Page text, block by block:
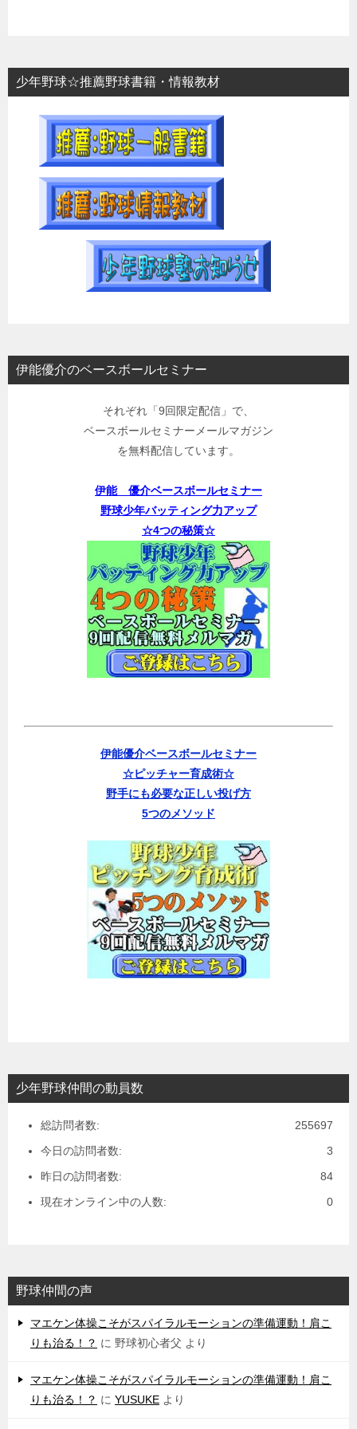
少年野球☆推薦野球書籍・情報教材
伊能優介のベースボールセミナー
それぞれ「9回限定配信」で、
ベースボールセミナーメールマガジン
を無料配信しています。
伊能 優介ベースボールセミナー
野球少年バッティング力アップ
☆4つの秘策☆
伊能優介ベースボールセミナー
☆ピッチャー育成術☆
野手にも必要な正しい投げ方
5つのメソッド
少年野球仲間の動員数
255697
総訪問者数:
3
今日の訪問者数:
84
昨日の訪問者数:
0
現在オンライン中の人数:
野球仲間の声
マエケン体操こそがスパイラルモーションの準備運動！肩こ
りも治る！？ に 野球初心者父 より
マエケン体操こそがスパイラルモーションの準備運動！肩こ
りも治る！？ に YUSUKE より